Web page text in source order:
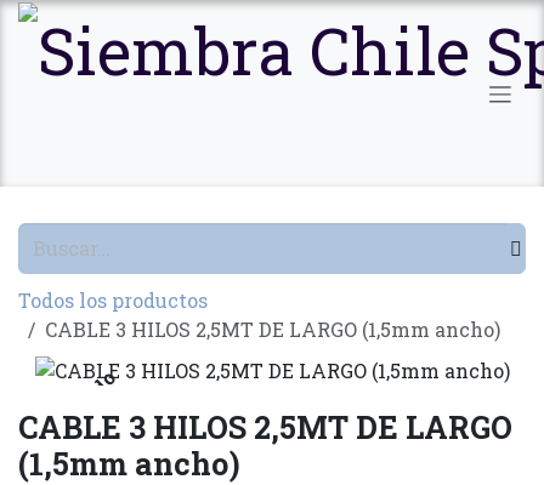
Ir al contenido
Todos los productos
CABLE 3 HILOS 2,5MT DE LARGO (1,5mm ancho)
Agotado
CABLE 3 HILOS 2,5MT DE LARGO
(1,5mm ancho)